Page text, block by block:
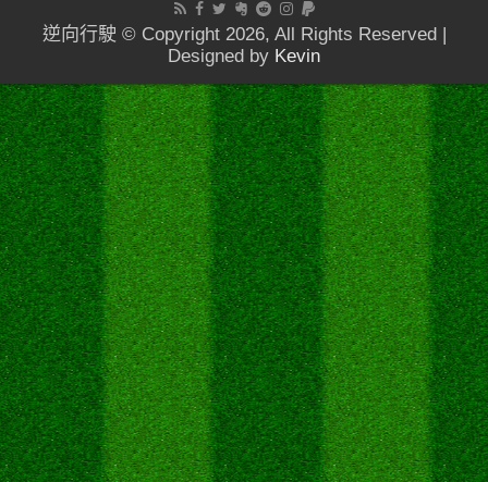
逆向行駛 © Copyright 2026, All Rights Reserved |
Designed by Kevin